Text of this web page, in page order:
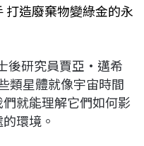
打造廢棄物變綠金的永
後研究員賈亞·邁希
類星體就像宇宙時間
就能理解它們如何影
環境。